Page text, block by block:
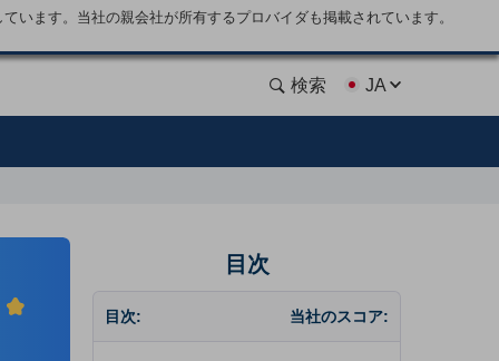
ます。当社の親会社が所有するプロバイダも掲載されています。
検索 JA
目次
目次: 当社のスコア: